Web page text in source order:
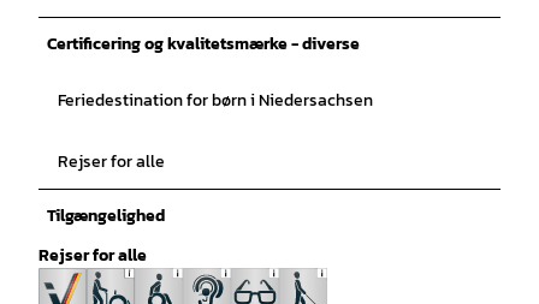
Certificering og kvalitetsmærke - diverse
Feriedestination for børn i Niedersachsen
Rejser for alle
Tilgængelighed
Rejser for alle